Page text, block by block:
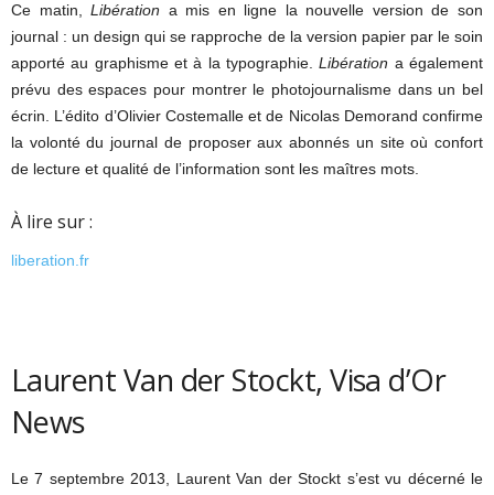
Ce matin,Libération a mis en ligne la nouvelle version de son
journal : un design qui se rapproche de la version papier par le soin
apporté au graphisme et à la typographie.Libération a également
prévu des espaces pour montrer le photojournalisme dans un bel
écrin. L’édito d’Olivier Costemalle et de Nicolas Demorand confirme
la volonté du journal de proposer aux abonnés un site où confort
de lecture et qualité de l’information sont les maîtres mots.
À lire sur :
liberation.fr
Laurent Van der Stockt, Visa d’Or
News
Le 7 septembre 2013, Laurent Van der Stockt s’est vu décerné le